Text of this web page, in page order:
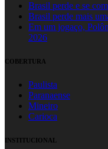
Brasil perde e se
Brasil perde mais
Em um jogaço,
2026
COBERTURA
Paulista
Paranaense
Mineiro
Carioca
INSTITUCIONAL